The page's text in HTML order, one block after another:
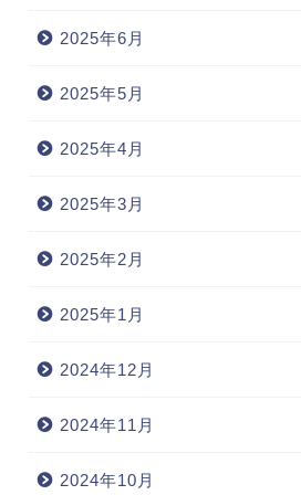
2025年6月
2025年5月
2025年4月
2025年3月
2025年2月
2025年1月
2024年12月
2024年11月
2024年10月